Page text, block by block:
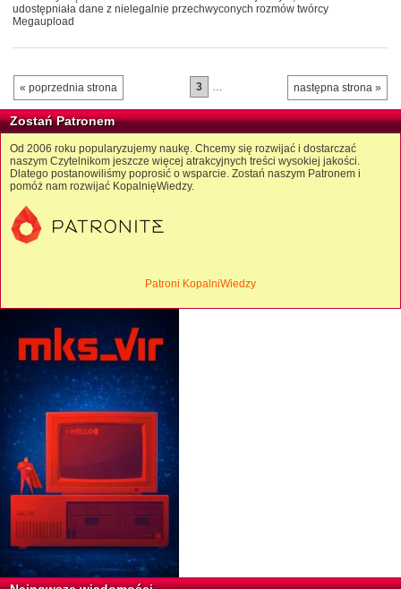
udostępniała dane z nielegalnie przechwyconych rozmów twórcy
Megaupload
« poprzednia strona następna strona »
3 …
Zostań Patronem
Od 2006 roku popularyzujemy naukę. Chcemy się rozwijać i dostarczać
naszym Czytelnikom jeszcze więcej atrakcyjnych treści wysokiej jakości.
Dlatego postanowiliśmy poprosić o wsparcie. Zostań naszym Patronem i
pomóż nam rozwijać KopalnięWiedzy.
Patroni KopalniWiedzy